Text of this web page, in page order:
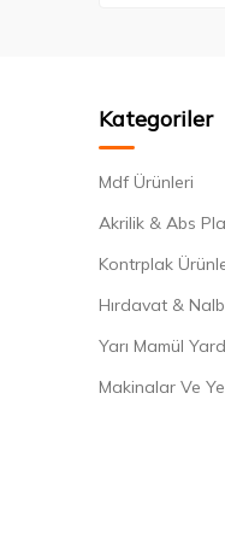
Kategoriler
Mdf Ürünleri
Akrilik & Abs
Kontrplak
Hırdavat &
Yarı Mamül
Makinalar Ve